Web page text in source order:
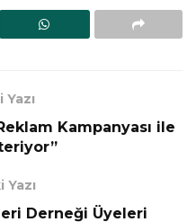
Kampanyası ile
Yazı
Derneği Üyeleri